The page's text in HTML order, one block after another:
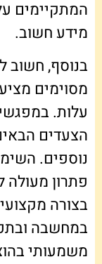
המתקיימים
מידע חשוב.
בנוסף, חשוב
מסוימים
עלות.
הצעדים
נוספים.
פתרון מעולה
בצורה
במחשבה
משמעותי